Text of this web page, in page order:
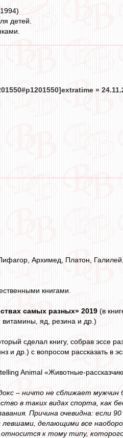
детей.
»
Архимед, Платон,
книгами.
самых разных» 2019 (в
яд, резина и др.)
сделал книгу, собрав эссе
др.) с вопросом рассказать в
Animal «Животные-
– ничто не сближает
в таких видах спорта, как
Причина очевидна: если
делающими все
к тому типу, которого